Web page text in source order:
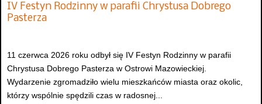
IV Festyn Rodzinny w parafii Chrystusa Dobrego
Pasterza
11 czerwca 2026 roku odbył się IV Festyn Rodzinny w parafii
Chrystusa Dobrego Pasterza w Ostrowi Mazowieckiej.
Wydarzenie zgromadziło wielu mieszkańców miasta oraz okolic,
którzy wspólnie spędzili czas w radosnej...